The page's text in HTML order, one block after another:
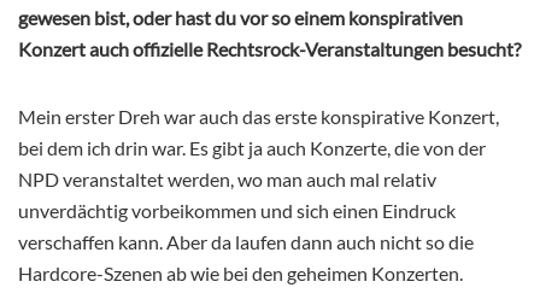
gewesen bist, oder hast du vor so einem konspirativen
Konzert auch offizielle Rechtsrock-Veranstaltungen besucht?
Mein erster Dreh war auch das erste konspirative Konzert,
bei dem ich drin war. Es gibt ja auch Konzerte, die von der
NPD veranstaltet werden, wo man auch mal relativ
unverdächtig vorbeikommen und sich einen Eindruck
verschaffen kann. Aber da laufen dann auch nicht so die
Hardcore-Szenen ab wie bei den geheimen Konzerten.